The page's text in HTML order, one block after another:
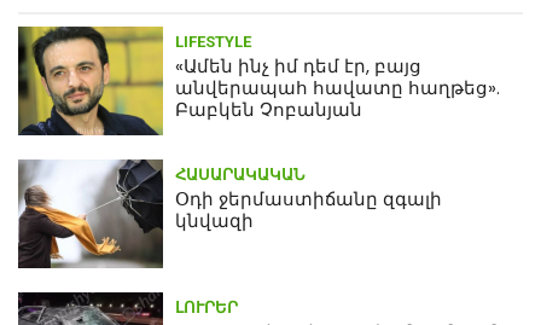
LIFESTYLE
«Ամեն ինչ իմ դեմ էր, բայց
անվերապահ հավատը հաղթեց».
Բաբկեն Չոբանյան
ՀԱՍԱՐԱԿԱԿԱՆ
Օդի ջերմաստիճանը զգալի
կնվազի
ԼՈՒՐԵՐ